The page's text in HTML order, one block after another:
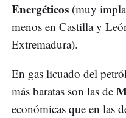
Energéticos (muy
menos en Castilla y
Extremadura).
En gas licuado del
más baratas son las de
económicas que en las